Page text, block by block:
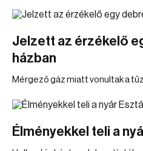
Jelzett az érzékelő
házban
Mérgező gáz miatt vonultak a
Élményekkel teli a